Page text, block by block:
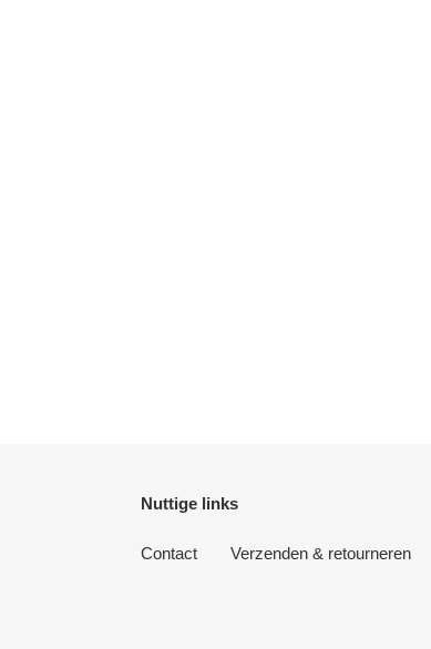
Nuttige links
Contact Verzenden & retourneren